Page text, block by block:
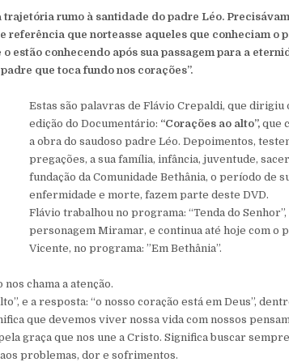
trajetória rumo à santidade do padre Léo.
referência que norteasse aqueles que conheciam o
o estão conhecendo após sua passagem para a
que toca fundo nos corações”.
Estas são palavras de Flávio Crepaldi, que dirigiu
edição do Documentário: “Corações ao alto”, que
a obra do saudoso padre Léo. Depoimentos,
pregações, a sua família, infância, juventude,
fundação da Comunidade Bethânia, o período de
enfermidade e morte, fazem parte deste DVD.
Flávio trabalhou no programa: “Tenda do
personagem Miramar, e continua até hoje com o
Vicente, no programa: ”Em Bethânia”.
chama a atenção.
e a resposta: “o nosso coração está em Deus”,
que devemos viver nossa vida com nossos
graça que nos une a Cristo. Significa buscar
problemas, dor e sofrimentos.